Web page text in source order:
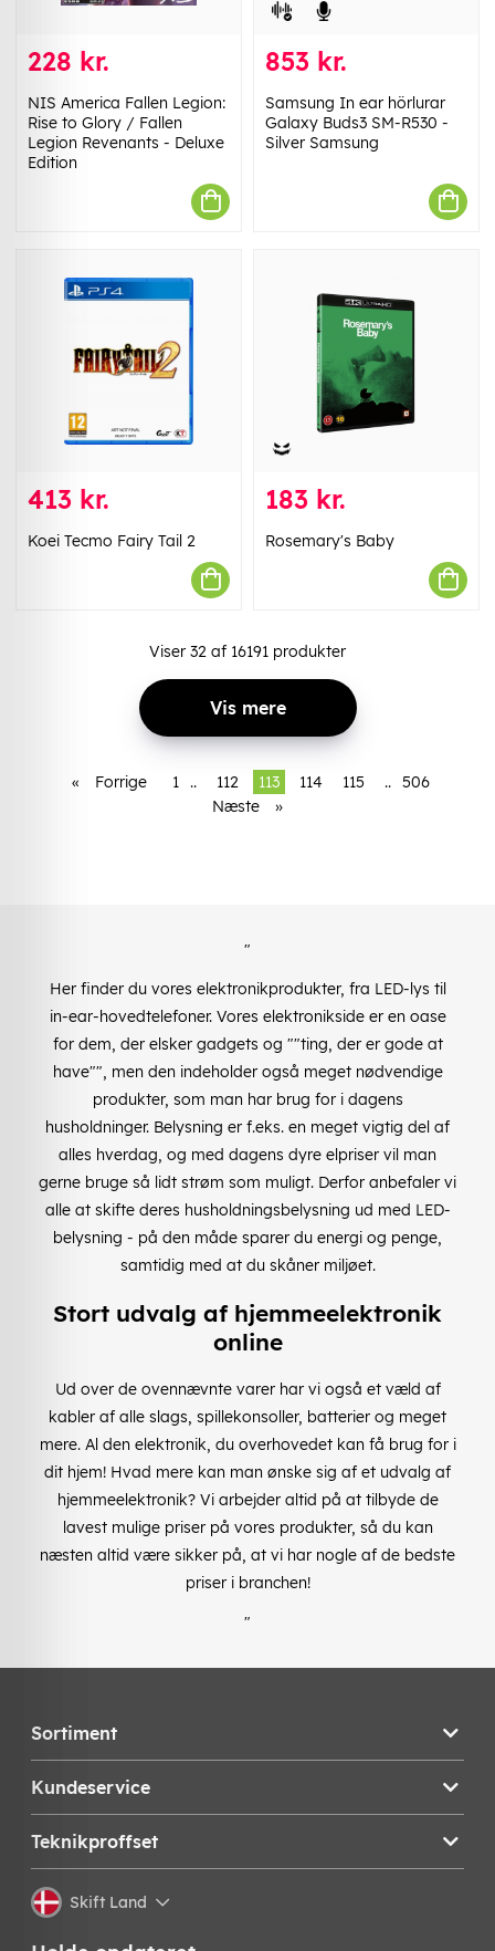
228 kr.
NIS America Fallen Legion:
Rise to Glory / Fallen
Legion Revenants - Deluxe
Edition
853 kr.
Samsung In ear hörlurar
Galaxy Buds3 SM-R530 -
Silver Samsung
413 kr.
Koei Tecmo Fairy Tail 2
183 kr.
Rosemary's Baby
Viser 32 af 16191 produkter
Vis mere
« Forrige 1 .. 112 113 114 115 .. 506
Næste
»
"
Her finder du vores elektronikprodukter, fra LED-lys til
in-ear-hovedtelefoner. Vores elektronikside er en oase
for dem, der elsker gadgets og ""ting, der er gode at
have"", men den indeholder også meget nødvendige
produkter, som man har brug for i dagens
husholdninger. Belysning er f.eks. en meget vigtig del af
alles hverdag, og med dagens dyre elpriser vil man
gerne bruge så lidt strøm som muligt. Derfor anbefaler vi
alle at skifte deres husholdningsbelysning ud med LED-
belysning - på den måde sparer du energi og penge,
samtidig med at du skåner miljøet.
Stort udvalg af hjemmeelektronik
online
Ud over de ovennævnte varer har vi også et væld af
kabler af alle slags, spillekonsoller, batterier og meget
mere. Al den elektronik, du overhovedet kan få brug for i
dit hjem! Hvad mere kan man ønske sig af et udvalg af
hjemmeelektronik? Vi arbejder altid på at tilbyde de
lavest mulige priser på vores produkter, så du kan
næsten altid være sikker på, at vi har nogle af de bedste
priser i branchen!
"
Sortiment
Kundeservice
Teknikproffset
Skift Land